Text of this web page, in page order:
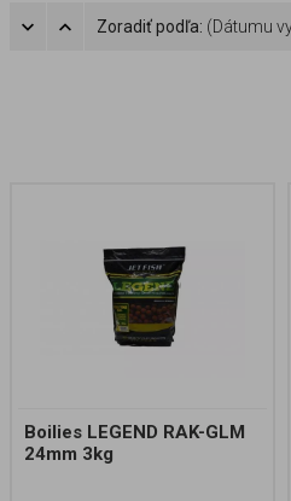
Zoradiť podľa: (Dátumu
Boilies LEGEND RAK-GLM
24mm 3kg